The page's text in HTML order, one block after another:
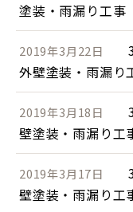
塗装・雨漏り工事
2019年3月22日
外壁塗装・雨漏り
2019年3月18日
壁塗装・雨漏り工
2019年3月17日
壁塗装・雨漏り工